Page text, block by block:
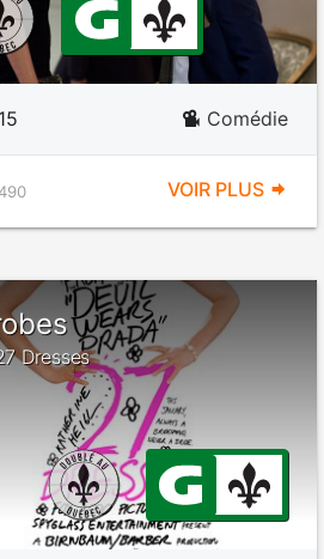
Comédie
VOIR PLUS
Dresses